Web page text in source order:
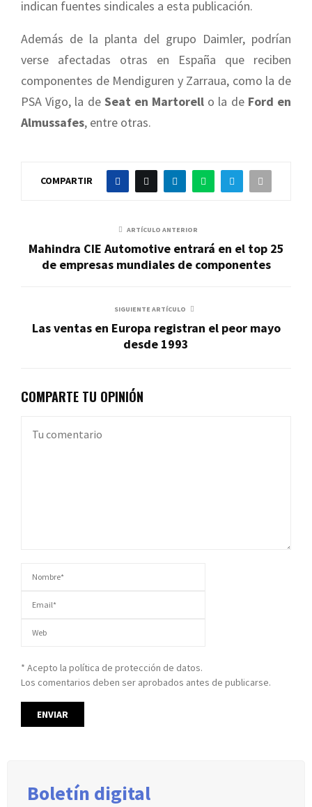
indican fuentes sindicales a esta publicación.
Además de la planta del grupo Daimler, podrían
verse afectadas otras en España que reciben
componentes de Mendiguren y Zarraua, como la de
PSA Vigo, la de Seat en Martorell o la de Ford en
Almussafes, entre otras.
COMPARTIR
ARTÍCULO ANTERIOR
Mahindra CIE Automotive entrará en el top 25
de empresas mundiales de componentes
SIGUIENTE ARTÍCULO
Las ventas en Europa registran el peor mayo
desde 1993
COMPARTE TU OPINIÓN
* Acepto la política de protección de datos.
Los comentarios deben ser aprobados antes de publicarse.
Boletín digital